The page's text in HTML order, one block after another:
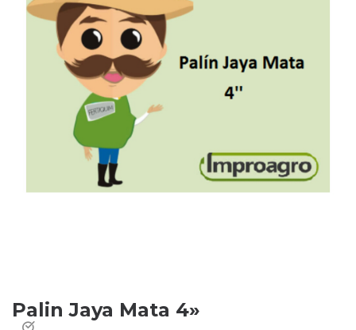
Palin Jaya Mata 4»